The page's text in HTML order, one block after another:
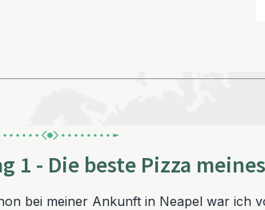
1 - Die beste Pizza
bei meiner Ankunft in Neapel war ich